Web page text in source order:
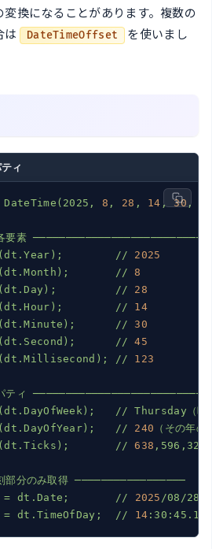
換になることがあります。複数の
は
DateTimeOffset
を使いまし
ィ
DateTime(2025, 8 , 28 , 14 , 30 ,
要素 ──────────────────────────
//
2025
//
8
//
28
//
14
//
30
//
45
// 123
ティ
──────────────────────────
//
Thursday（曜
// 240 （その年
// 638
部分のみ取得 ─────────────────
= dt.Date; // 2025 /08/28
= dt.TimeOfDay; // 14 :30:45.123